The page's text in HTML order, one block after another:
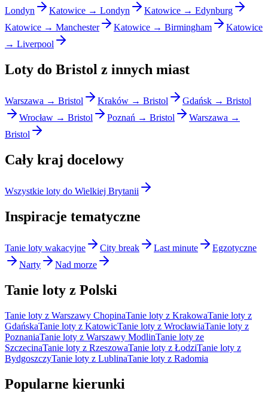
Londyn
Katowice → Londyn
Katowice → Edynburg
Katowice → Manchester
Katowice → Birmingham
Katowice
→ Liverpool
Loty do Bristol z innych miast
Warszawa → Bristol Kraków → Bristol
Gdańsk → Bristol
Wrocław → Bristol
Poznań → Bristol
Warszawa →
Bristol
Cały kraj docelowy
Wszystkie loty do Wielkiej Brytanii
Inspiracje tematyczne
Tanie loty wakacyjne City break Last minute
Egzotyczne
Narty
Nad morze
Tanie loty z Polski
Tanie loty z Warszawy ChopinaTanie loty z KrakowaTanie loty z
GdańskaTanie loty z KatowicTanie loty z WrocławiaTanie loty z
PoznaniaTanie loty z Warszawy ModlinTanie loty ze
SzczecinaTanie loty z RzeszowaTanie loty z ŁodziTanie loty z
BydgoszczyTanie loty z LublinaTanie loty z Radomia
Popularne kierunki